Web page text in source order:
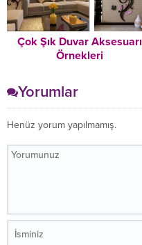
Çok Şık Duvar Aksesuarı
Örnekleri
Yorumlar
Henüz yorum yapılmamış.